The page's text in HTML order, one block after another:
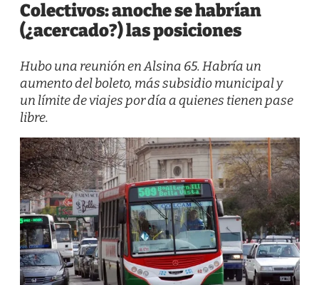
Colectivos: anoche se habrían
(¿acercado?) las posiciones
Hubo una reunión en Alsina 65. Habría un
aumento del boleto, más subsidio municipal y
un límite de viajes por día a quienes tienen pase
libre.